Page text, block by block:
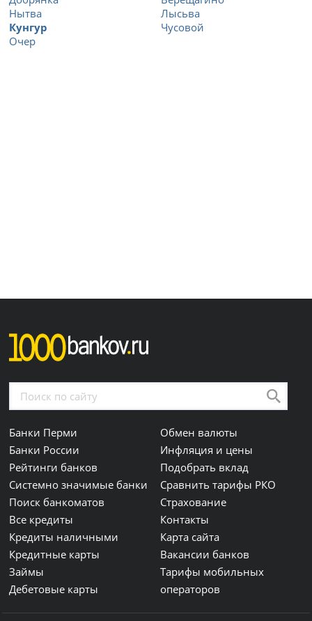
Нытва
Кунгур
Очер
Лысьва
Чусовой
Банки Перми
Банки России
Рейтинги банков
Системно значимые банки
Поиск банкоматов
Все кредиты
Кредиты наличными
Кредитные карты
Займы
Дебетовые карты
Обмен валюты
Инфляция и цены
Подобрать вклад
Сравнить тарифы РКО
Страхование
Контакты
Карта сайта
Вакансии банков
Тарифы мобильных
операторов